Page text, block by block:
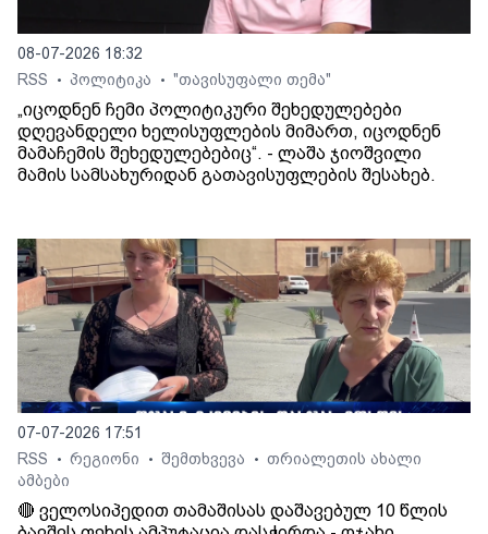
08-07-2026 18:32
RSS
• პოლიტიკა • "თავისუფალი თემა"
„იცოდნენ ჩემი პოლიტიკური შეხედულებები
დღევანდელი ხელისუფლების მიმართ, იცოდნენ
მამაჩემის შეხედულებებიც“. - ლაშა ჯიოშვილი
მამის სამსახურიდან გათავისუფლების შესახებ.
07-07-2026 17:51
RSS
• რეგიონი • შემთხვევა • თრიალეთის ახალი
ამბები
🔴 ველოსიპედით თამაშისას დაშავებულ 10 წლის